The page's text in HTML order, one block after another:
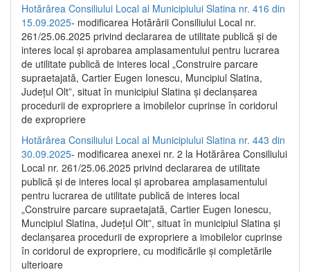
Hotărârea Consiliului Local al Municipiului Slatina nr. 416 din
15.09.2025- modificarea Hotărârii Consiliului Local nr.
261/25.06.2025 privind declararea de utilitate publică și de
interes local și aprobarea amplasamentului pentru lucrarea
de utilitate publică de interes local „Construire parcare
supraetajată, Cartier Eugen Ionescu, Muncipiul Slatina,
Județul Olt”, situat în municipiul Slatina și declanșarea
procedurii de expropriere a imobilelor cuprinse în coridorul
de expropriere
Hotărârea Consiliului Local al Municipiului Slatina nr. 443 din
30.09.2025- modificarea anexei nr. 2 la Hotărârea Consiliului
Local nr. 261/25.06.2025 privind declararea de utilitate
publică şi de interes local şi aprobarea amplasamentului
pentru lucrarea de utilitate publică de interes local
„Construire parcare supraetajată, Cartier Eugen Ionescu,
Muncipiul Slatina, Judeţul Olt”, situat în municipiul Slatina şi
declanşarea procedurii de expropriere a imobilelor cuprinse
în coridorul de expropriere, cu modificările şi completările
ulterioare